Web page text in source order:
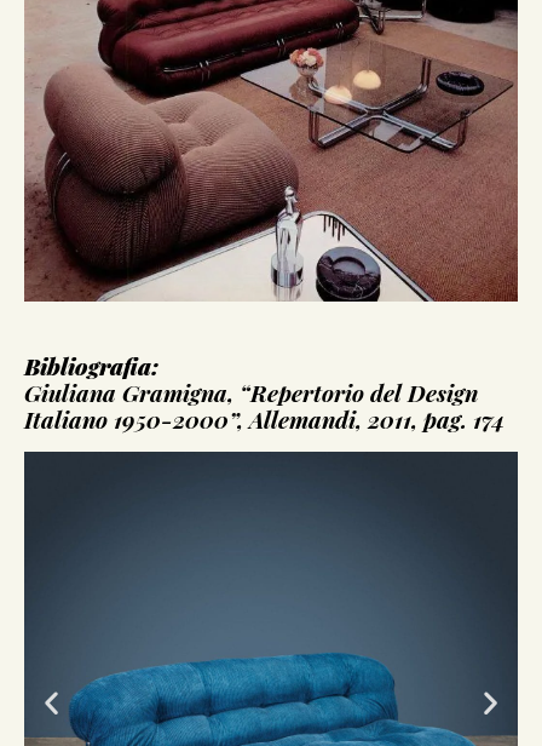
Bibliografia:
Giuliana Gramigna, “Repertorio del Design
Italiano 1950-2000”, Allemandi, 2011, pag. 174